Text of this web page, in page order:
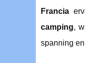
Francia
camping,
spanning